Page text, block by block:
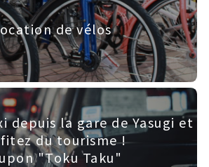
de vélos
depuis la gare de Yasugi et
du tourisme !
"Toku Taku"